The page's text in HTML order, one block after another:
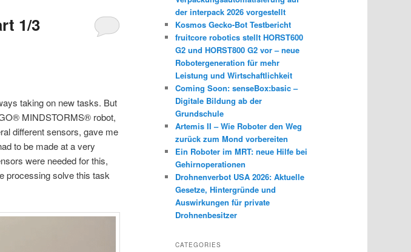
1/3
taking on new tasks. But
MINDSTORMS® robot,
different sensors, gave me
to be made at a very
were needed for this,
processing solve this task
der interpack 2026 vorgestellt
Kosmos Gecko-Bot Testbericht
fruitcore robotics stellt HORST600
G2 und HORST800 G2 vor – neue
Robotergeneration für mehr
Leistung und Wirtschaftlichkeit
Coming Soon: senseBox:basic –
Digitale Bildung ab der
Grundschule
Artemis II – Wie Roboter den Weg
zurück zum Mond vorbereiten
Ein Roboter im MRT: neue Hilfe bei
Gehirnoperationen
Drohnenverbot USA 2026: Aktuelle
Gesetze, Hintergründe und
Auswirkungen für private
Drohnenbesitzer
CATEGORIES